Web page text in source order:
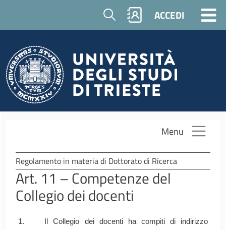
Salta al contenuto principale
Cerca ACCEDI
Menu
Regolamento in materia di Dottorato di Ricerca
Art. 11 – Competenze del
Collegio dei docenti
1. Il Collegio dei docenti ha compiti di indirizzo